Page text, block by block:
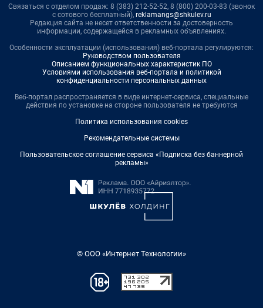
Связаться с отделом продаж: 8 (383) 212-52-52, 8 (800) 200-03-83 (звонок
с сотового бесплатный), reklamangs@shkulev.ru
Редакция сайта не несет ответственности за достоверность
информации, содержащейся в рекламных объявлениях.
Особенности эксплуатации (использования) веб-портала регулируются:
Руководством пользователя
Описанием функциональных характеристик ПО
Условиями использования веб-портала и политикой
конфиденциальности персональных данных
Веб-портал распространяется в виде интернет-сервиса, специальные
действия по установке на стороне пользователя не требуются
Политика использования cookies
Рекомендательные системы
Пользовательское соглашение сервиса «Подписка без баннерной
рекламы»
© ООО «Интернет Технологии»